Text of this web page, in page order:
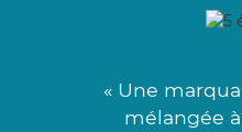
« Une
mélangée